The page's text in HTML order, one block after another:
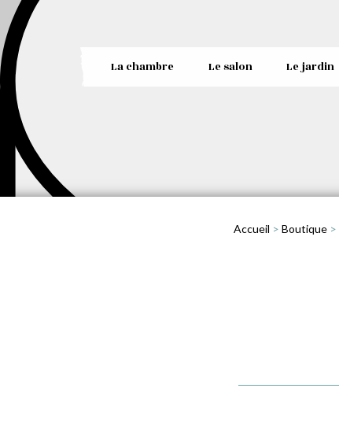
La chambre Le salon Le jardin
Accueil > Boutique>